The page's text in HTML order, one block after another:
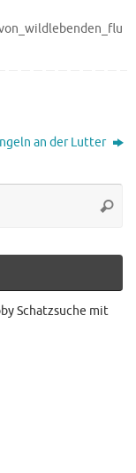
an der Lutter
Schatzsuche mit